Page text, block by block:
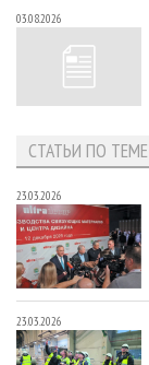
03.08.2026
СТАТЬИ ПО ТЕМЕ
23.03.2026
23.03.2026